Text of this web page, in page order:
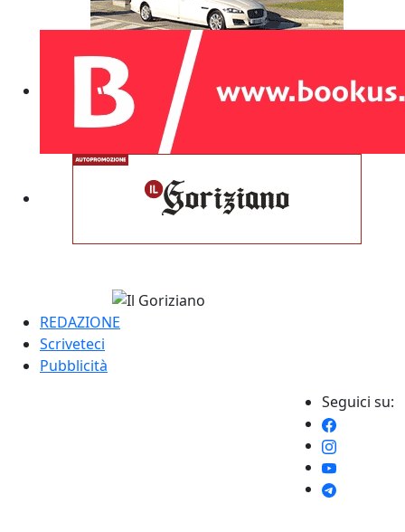
REDAZIONE
Scriveteci
Pubblicità
Seguici su: